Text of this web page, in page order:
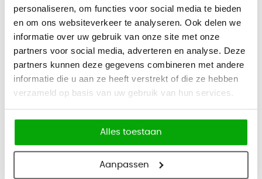
personaliseren, om functies voor social media te bieden
en om ons websiteverkeer te analyseren. Ook delen we
informatie over uw gebruik van onze site met onze
partners voor social media, adverteren en analyse. Deze
partners kunnen deze gegevens combineren met andere
informatie die u aan ze heeft verstrekt of die ze hebben
verzameld op basis van uw gebruik van hun services.
Alles toestaan
Aanpassen
■ Onze merken kantoorvloeren
We hebben diversemerkenvloeren in ons assortiment.
Onderstaand treft u een kleine greep uit de merken die wij